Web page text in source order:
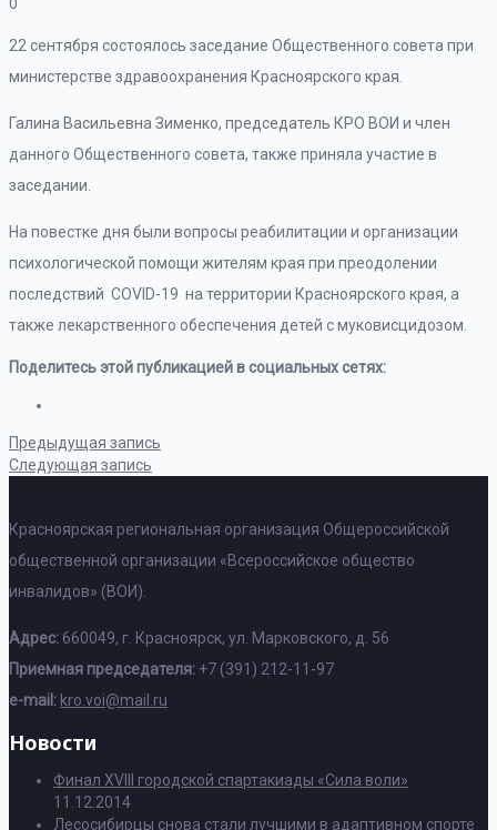
22 сентября состоялось заседание Общественного совета при
министерстве здравоохранения Красноярского края.
Галина Васильевна Зименко, председатель КРО ВОИ и член
данного Общественного совета, также приняла участие в
заседании.
На повестке дня были вопросы реабилитации и организации
психологической помощи жителям края при преодолении
последствий COVID-19 на территории Красноярского края, а
также лекарственного обеспечения детей с муковисцидозом.
Поделитесь этой публикацией в социальных сетях:
Предыдущая запись
Следующая запись
Красноярская региональная организация Общероссийской
общественной организации «Всероссийское общество
инвалидов» (ВОИ).
Адрес: 660049, г. Красноярск, ул. Марковского, д. 56
Приемная председателя: +7 (391) 212-11-97
e-mail: kro.voi@mail.ru
Новости
Финал XVIII городской спартакиады «Сила воли»
11.12.2014
Лесосибирцы снова стали лучшими в адаптивном спорте